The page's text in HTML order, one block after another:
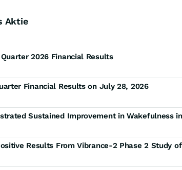
Aktie
2026 Financial Results
Financial Results on July 28, 2026